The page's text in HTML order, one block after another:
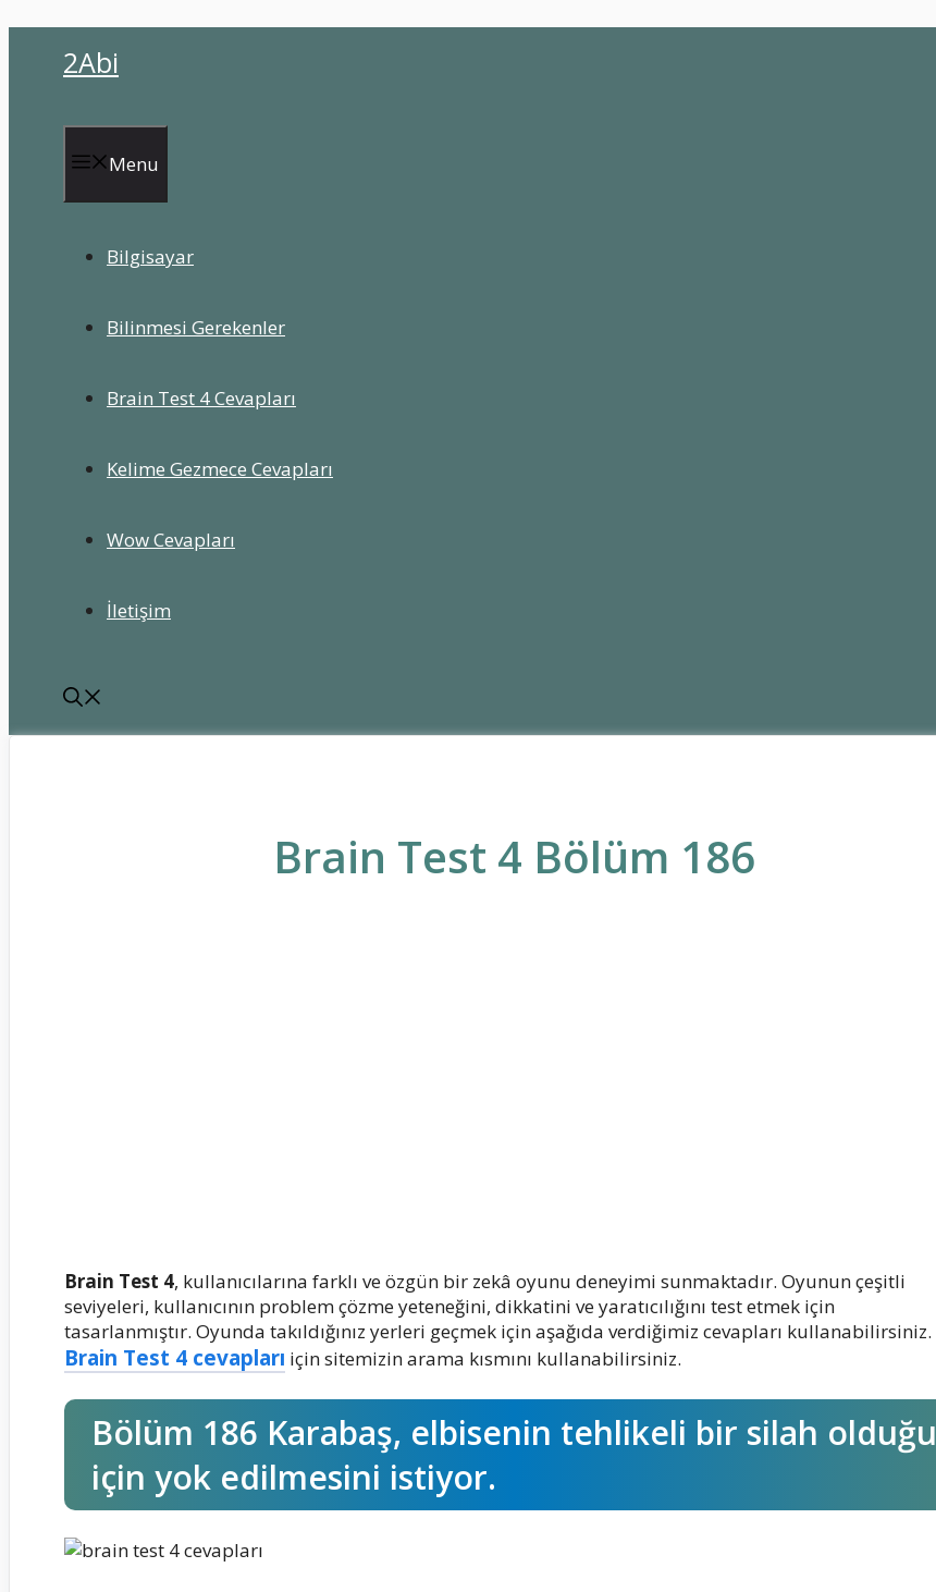
2Abi
Menu
Bilgisayar
Bilinmesi Gerekenler
Brain Test 4 Cevapları
Kelime Gezmece Cevapları
Wow Cevapları
İletişim
Brain Test 4 Bölüm 186
Brain Test 4, kullanıcılarına farklı ve özgün bir zekâ oyunu deneyimi sunmaktadır. Oyunun çeşitli
seviyeleri, kullanıcının problem çözme yeteneğini, dikkatini ve yaratıcılığını test etmek için
tasarlanmıştır. Oyunda takıldığınız yerleri geçmek için aşağıda verdiğimiz cevapları kullanabilirsiniz.
Brain Test 4 cevapları için sitemizin arama kısmını kullanabilirsiniz.
Bölüm 186 Karabaş, elbisenin tehlikeli bir silah olduğu
için yok edilmesini istiyor.